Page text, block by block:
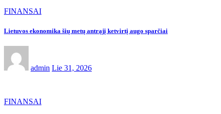
FINANSAI
Lietuvos ekonomika šių metų antrąjį ketvirtį augo sparčiai
admin Lie 31, 2026
FINANSAI